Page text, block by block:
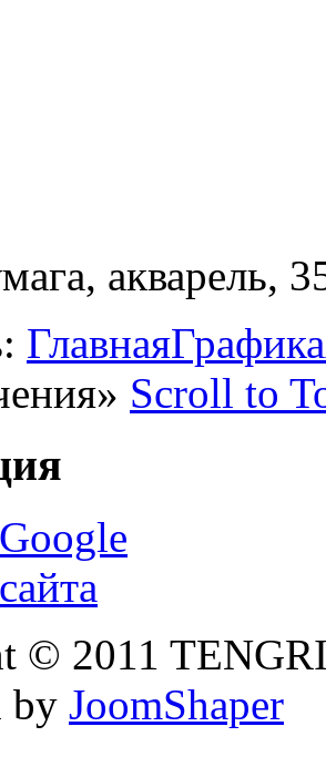
акварель,
ГлавнаяГрафика
Scroll to
© 2011
by JoomShaper